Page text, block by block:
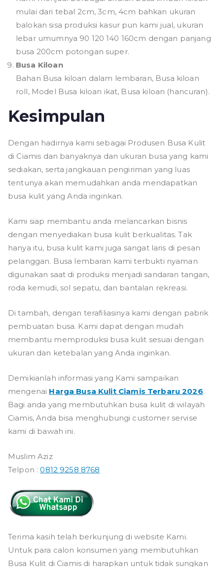
mulai dari tebal 2cm, 3cm, 4cm bahkan ukuran
balokan sisa produksi kasur pun kami jual, ukuran
lebar umumnya 90 120 140 160cm dengan panjang
busa 200cm potongan super.
Busa Kiloan
Bahan Busa kiloan dalam lembaran, Busa kiloan
roll, Model Busa kiloan ikat, Busa kiloan (hancuran).
Kesimpulan
Dengan hadirnya kami sebagai Produsen Busa Kulit
di Ciamis dan banyaknya dan ukuran busa yang kami
sediakan, serta jangkauan pengiriman yang luas
tentunya akan memudahkan anda mendapatkan
busa kulit yang Anda inginkan.
Kami siap membantu anda melancarkan bisnis
dengan menyediakan busa kulit berkualitas. Tak
hanya itu, busa kulit kami juga sangat laris di pesan
pelanggan. Busa lembaran kami terbukti nyaman
digunakan saat di produksi menjadi sandaran tangan,
roda kemudi, sol sepatu, dan bantalan rekreasi.
Di tambah, dengan terafiliasinya kami dengan pabrik
pembuatan busa. Kami dapat dengan mudah
membantu memproduksi busa kulit sesuai dengan
ukuran dan ketebalan yang Anda inginkan.
Demikianlah informasi yang Kami sampaikan
mengenai Harga Busa Kulit Ciamis Terbaru 2026.
Bagi anda yang membutuhkan busa kulit di wilayah
Ciamis, Anda bisa menghubungi customer servise
kami di bawah ini.
Muslim Aziz
Telpon :0812 9258 8768
Terima kasih telah berkunjung di website Kami.
Untuk para calon konsumen yang membutuhkan
Busa Kulit di Ciamis di harapkan untuk tidak sungkan